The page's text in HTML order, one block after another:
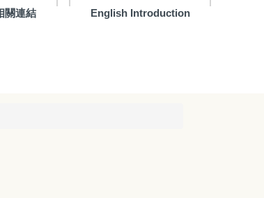
關連結 English Introduction